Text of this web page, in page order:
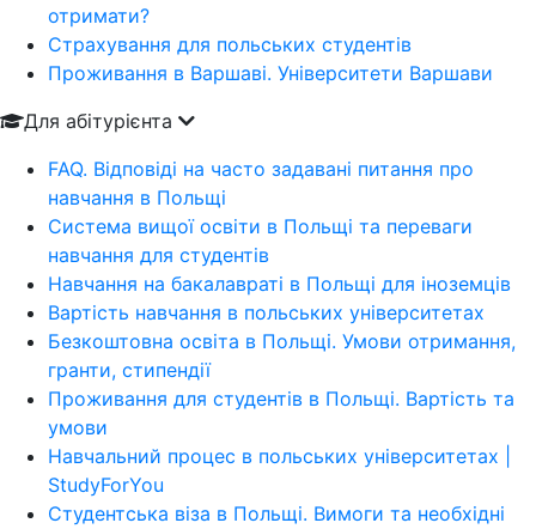
отримати?
Страхування для польських студентів
Проживання в Варшаві. Університети Варшави
Для абітурієнта
FAQ. Відповіді на часто задавані питання про
навчання в Польщі
Система вищої освіти в Польщі та переваги
навчання для студентів
Навчання на бакалавраті в Польщі для іноземців
Вартість навчання в польських університетах
Безкоштовна освіта в Польщі. Умови отримання,
гранти, стипендії
Проживання для студентів в Польщі. Вартість та
умови
Навчальний процес в польських університетах |
StudyForYou
Студентська віза в Польщі. Вимоги та необхідні